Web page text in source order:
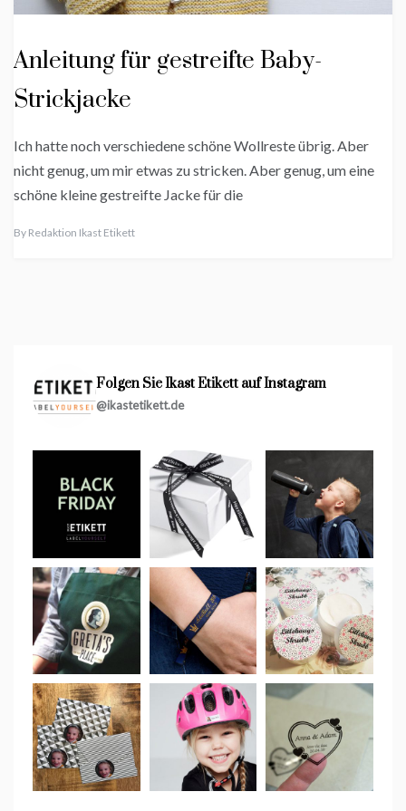
Anleitung für gestreifte Baby-
Strickjacke
Ich hatte noch verschiedene schöne Wollreste übrig. Aber
nicht genug, um mir etwas zu stricken. Aber genug, um eine
schöne kleine gestreifte Jacke für die
By Redaktion Ikast Etikett
Folgen Sie Ikast Etikett auf Instagram
@ikastetikett.de